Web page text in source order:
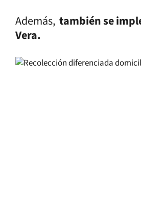
Además, también se
Vera.